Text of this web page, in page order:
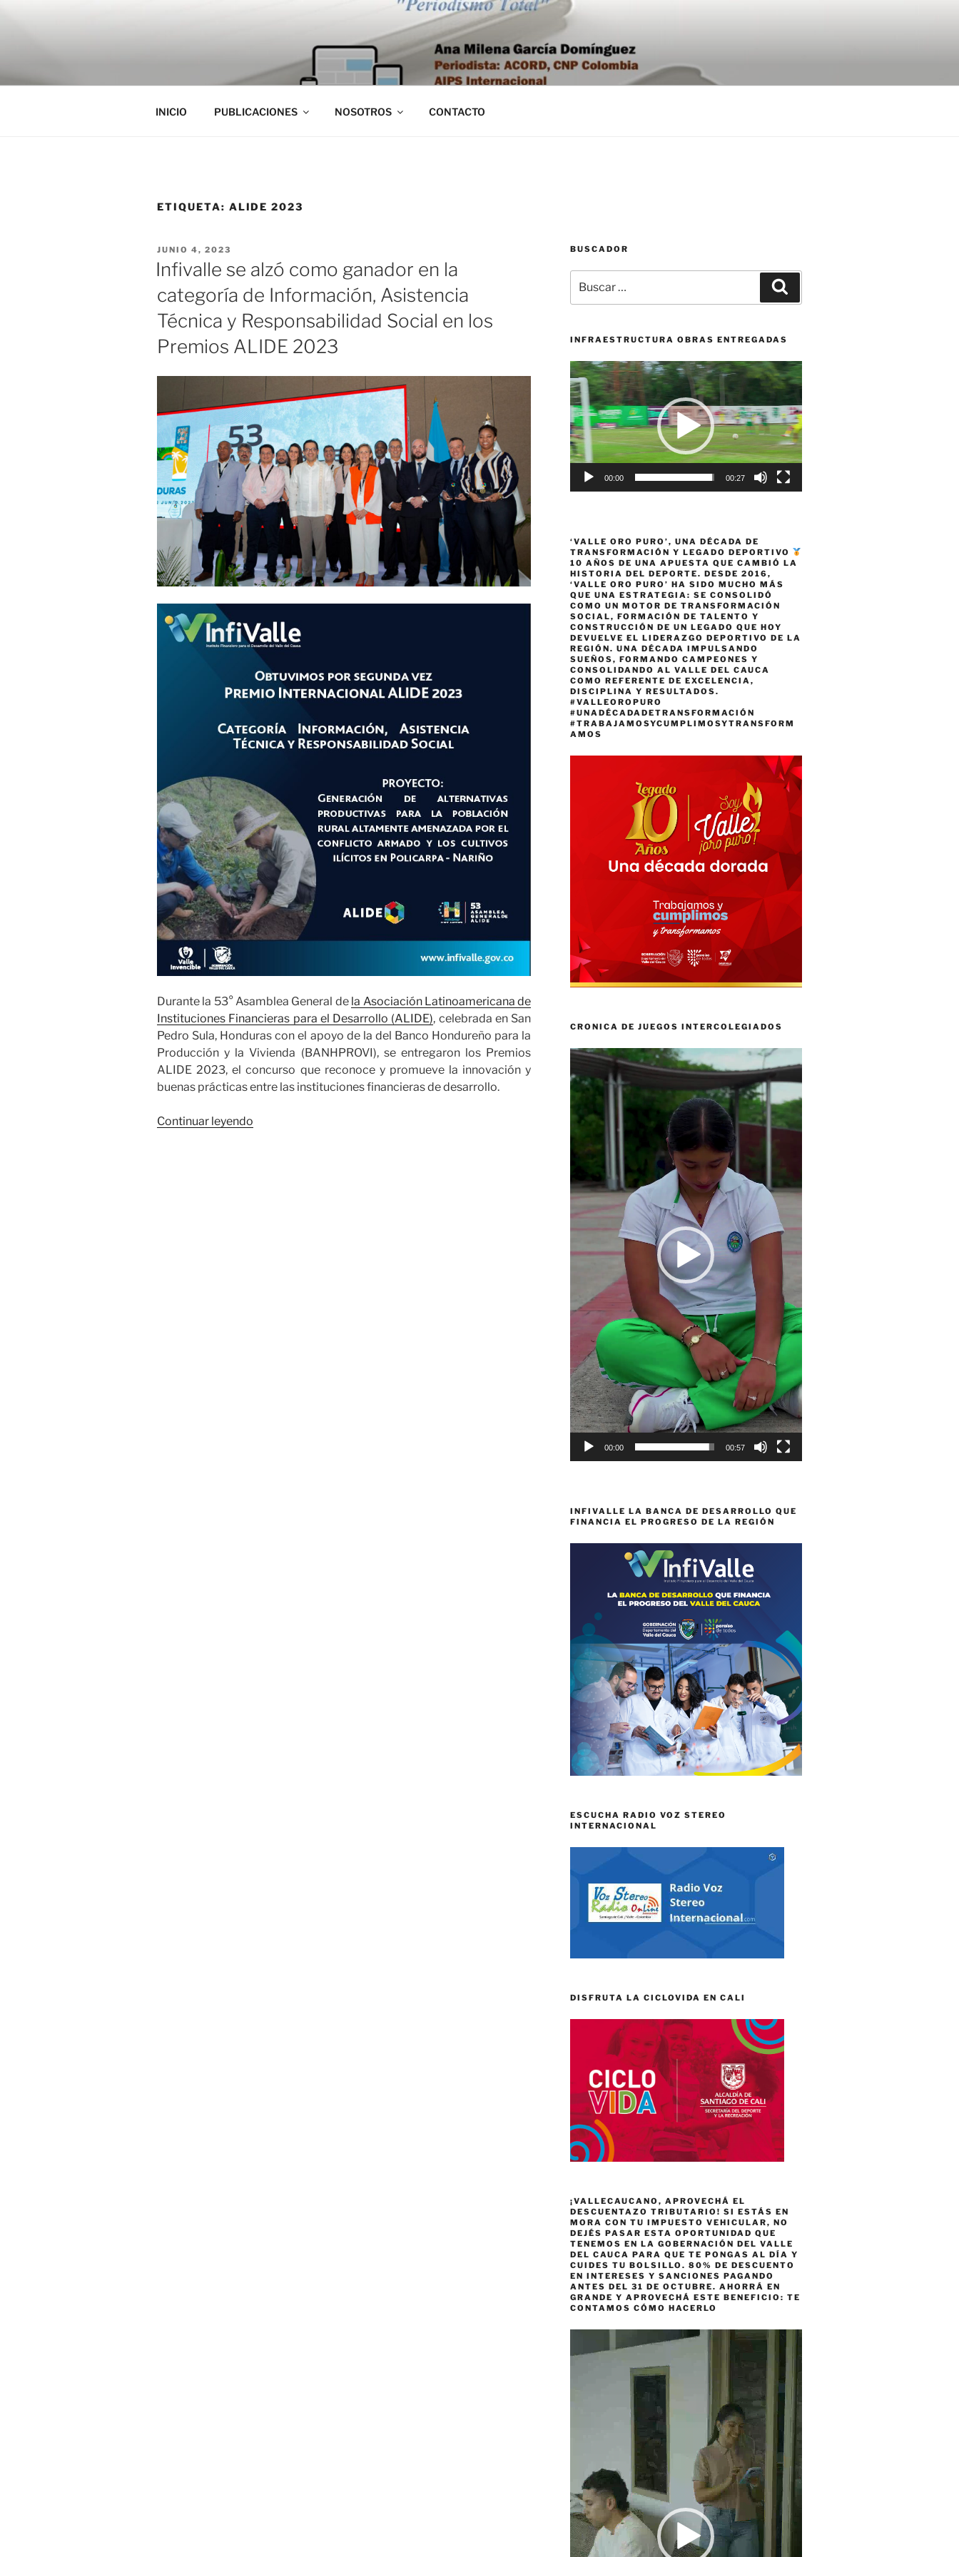
INICIO PUBLICACIONES NOSOTROS CONTACTO
ETIQUETA: ALIDE 2023
PUBLICADO
EL
JUNIO 4, 2023
Infivalle se alzó como ganador en la
categoría de Información, Asistencia
Técnica y Responsabilidad Social en los
Premios ALIDE 2023
Durante la 53° Asamblea General de la Asociación Latinoamericana de
Instituciones Financieras para el Desarrollo (ALIDE), celebrada en San
Pedro Sula, Honduras con el apoyo de la del Banco Hondureño para la
Producción y la Vivienda (BANHPROVI), se entregaron los Premios
ALIDE 2023, el concurso que reconoce y promueve la innovación y
buenas prácticas entre las instituciones financieras de desarrollo.
Continuar leyendo
BUSCADOR
por:
INFRAESTRUCTURA OBRAS ENTREGADAS
Reproductor
de
vídeo
00:00 00:27
‘VALLE ORO PURO’, UNA DÉCADA DE
TRANSFORMACIÓN Y LEGADO DEPORTIVO
10 AÑOS DE UNA APUESTA QUE CAMBIÓ LA
HISTORIA DEL DEPORTE. DESDE 2016,
‘VALLE ORO PURO’ HA SIDO MUCHO MÁS
QUE UNA ESTRATEGIA: SE CONSOLIDÓ
COMO UN MOTOR DE TRANSFORMACIÓN
SOCIAL, FORMACIÓN DE TALENTO Y
CONSTRUCCIÓN DE UN LEGADO QUE HOY
DEVUELVE EL LIDERAZGO DEPORTIVO DE LA
REGIÓN. UNA DÉCADA IMPULSANDO
SUEÑOS, FORMANDO CAMPEONES Y
CONSOLIDANDO AL VALLE DEL CAUCA
COMO REFERENTE DE EXCELENCIA,
DISCIPLINA Y RESULTADOS.
#VALLEOROPURO
#UNADÉCADADETRANSFORMACIÓN
#TRABAJAMOSYCUMPLIMOSYTRANSFORM
AMOS
CRONICA DE JUEGOS INTERCOLEGIADOS
Reproductor
vídeo
00:00 00:57
INFIVALLE LA BANCA DE DESARROLLO QUE
FINANCIA EL PROGRESO DE LA REGIÓN
ESCUCHA RADIO VOZ STEREO
INTERNACIONAL
DISFRUTA LA CICLOVIDA EN CALI
¡VALLECAUCANO, APROVECHÁ EL
DESCUENTAZO TRIBUTARIO! SI ESTÁS EN
MORA CON TU IMPUESTO VEHICULAR, NO
DEJÉS PASAR ESTA OPORTUNIDAD QUE
TENEMOS EN LA GOBERNACIÓN DEL VALLE
DEL CAUCA PARA QUE TE PONGAS AL DÍA Y
CUIDES TU BOLSILLO. 80% DE DESCUENTO
EN INTERESES Y SANCIONES PAGANDO
ANTES DEL 31 DE OCTUBRE. AHORRÁ EN
GRANDE Y APROVECHÁ ESTE BENEFICIO: TE
CONTAMOS CÓMO HACERLO
de